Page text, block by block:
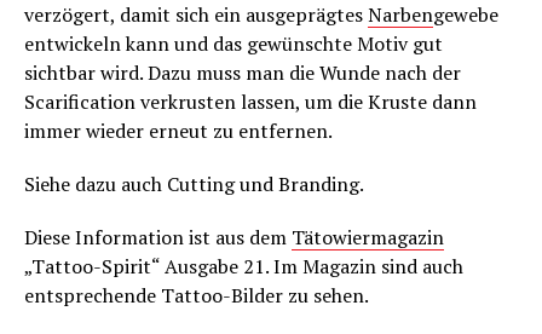
verzögert, damit sich ein ausgeprägtesNarbengewebe
entwickeln kann und das gewünschte Motiv gut
sichtbar wird. Dazu muss man die Wunde nach der
Scarification verkrusten lassen, um die Kruste dann
immer wieder erneut zu entfernen.
Siehe dazu auch Cutting und Branding.
Diese Information ist aus dem Tätowiermagazin
„Tattoo-Spirit“ Ausgabe 21. Im Magazin sind auch
entsprechende Tattoo-Bilder zu sehen.